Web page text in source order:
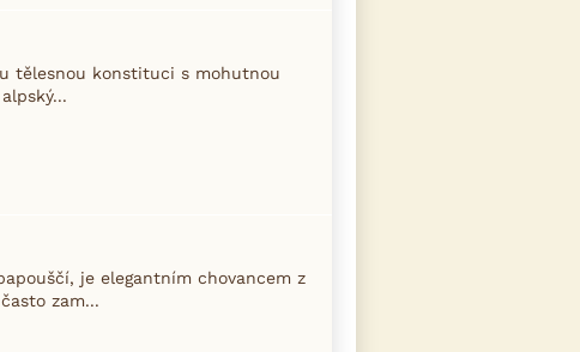
tělesnou konstituci s mohutnou
je elegantním chovancem z
zam...